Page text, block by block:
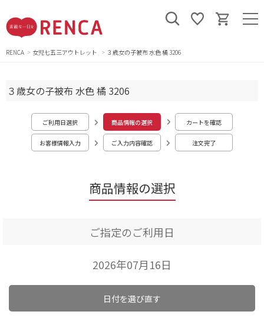
RENCA 女児七五三アウトレット ３歳女の子被布 水色 橘 3206
商品情報の選択
３歳女の子被布 水色 橘 3206
ご利用日選択 商品情報の選択 カートを確認
お客様情報入力 ご入力内容確認 注文完了
ご指定のご利用日
2026年07月16日
日付を選び直す